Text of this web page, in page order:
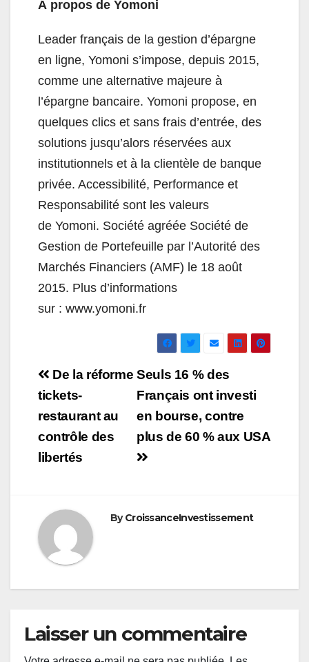
À propos de Yomoni
Leader français de la gestion d’épargne
en ligne, Yomoni s’impose, depuis 2015,
comme une alternative majeure à
l’épargne bancaire. Yomoni propose, en
quelques clics et sans frais d’entrée, des
solutions jusqu’alors réservées aux
institutionnels et à la clientèle de banque
privée. Accessibilité, Performance et
Responsabilité sont les valeurs
de Yomoni. Société agréée Société de
Gestion de Portefeuille par l’Autorité des
Marchés Financiers (AMF) le 18 août
2015. Plus d’informations
sur : www.yomoni.fr
Navigation
de
l’article
Seuls 16 % des
Français ont investi
en bourse, contre
plus de 60 % aux USA
De la réforme
tickets-
restaurant au
contrôle des
libertés
ByCroissanceInvestissement
Laisser un commentaire